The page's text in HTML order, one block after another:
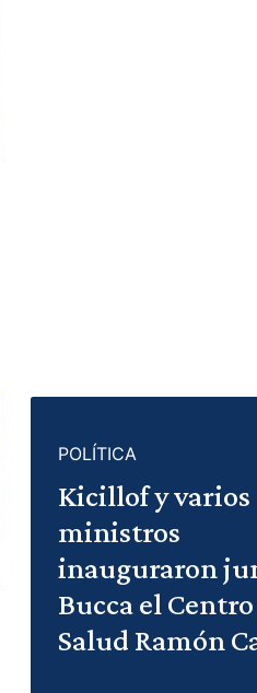
POLÍTICA
Kicillof y varios
ministros
inauguraron
Bucca el
Salud Ramón